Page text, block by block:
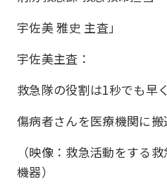
宇佐美 雅史 主査」
宇佐美主査：
救急隊の役割は1秒でも早く
傷病者さんを医療機関に
（映像：救急活動をする
機器）